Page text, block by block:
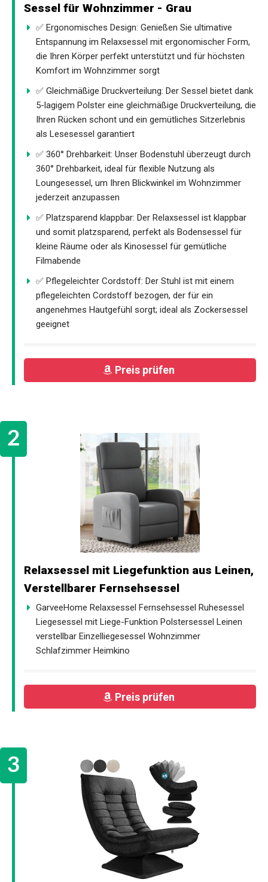
Sessel für Wohnzimmer - Grau
✅ Ergonomisches Design: Genießen Sie ultimative
Entspannung im Relaxsessel mit ergonomischer Form,
die Ihren Körper perfekt unterstützt und für höchsten
Komfort im Wohnzimmer sorgt
✅ Gleichmäßige Druckverteilung: Der Sessel bietet dank
5-lagigem Polster eine gleichmäßige Druckverteilung, die
Ihren Rücken schont und ein gemütliches Sitzerlebnis
als Lesesessel garantiert
✅ 360° Drehbarkeit: Unser Bodenstuhl überzeugt durch
360° Drehbarkeit, ideal für flexible Nutzung als
Loungesessel, um Ihren Blickwinkel im Wohnzimmer
jederzeit anzupassen
✅ Platzsparend klappbar: Der Relaxsessel ist klappbar
und somit platzsparend, perfekt als Bodensessel für
kleine Räume oder als Kinosessel für gemütliche
Filmabende
✅ Pflegeleichter Cordstoff: Der Stuhl ist mit einem
pflegeleichten Cordstoff bezogen, der für ein
angenehmes Hautgefühl sorgt; ideal als Zockersessel
geeignet
Preis prüfen
Relaxsessel mit Liegefunktion aus Leinen,
Verstellbarer Fernsehsessel
GarveeHome Relaxsessel Fernsehsessel Ruhesessel
Liegesessel mit Liege-Funktion Polstersessel Leinen
verstellbar Einzelliegesessel Wohnzimmer
Schlafzimmer Heimkino
Preis prüfen